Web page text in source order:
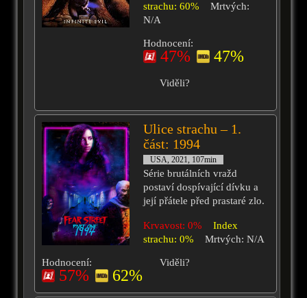
strachu: 60%
Mrtvých:
N/A
Hodnocení:
47% 47%
Viděli?
Ulice strachu – 1.
část: 1994
USA, 2021, 107min
Série brutálních vražd
postaví dospívající dívku a
její přátele před prastaré zlo.
Krvavost: 0%
Index
strachu: 0%
Mrtvých: N/A
Hodnocení:
57% 62%
Viděli?